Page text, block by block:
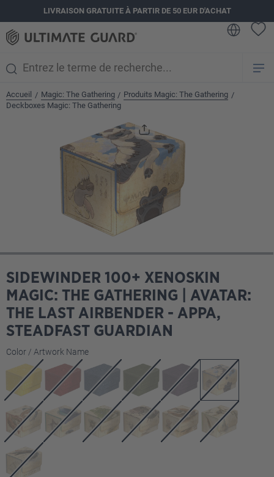
principalLIVRAISON GRATUITE À PARTIR DE 50 EUR D'ACHAT
Accueil / Magic: The Gathering / Produits Magic: The Gathering /
Deckboxes Magic: The Gathering
SIDEWINDER 100+ XENOSKIN
MAGIC: THE GATHERING | AVATAR:
THE LAST AIRBENDER - APPA,
STEADFAST GUARDIAN
Sélectionnez
Color / Artwork Name